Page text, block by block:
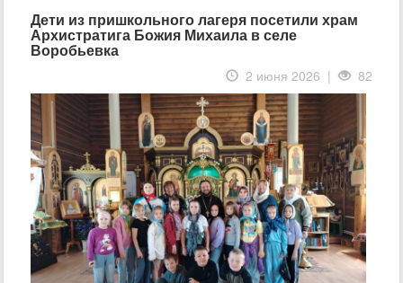
Дети из пришкольного лагеря посетили храм
Архистратига Божия Михаила в селе
Воробьевка
2 июня 2026 | 82